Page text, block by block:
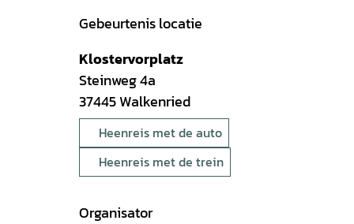
Gebeurtenis locatie
Klostervorplatz
Steinweg 4a
37445Walkenried
Heenreis met de auto
Heenreis met de trein
Organisator